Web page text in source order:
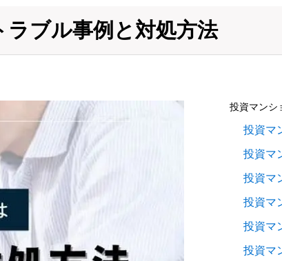
ブル事例と対処方法
投資マン
投資マ
投資マ
投資マ
投資マ
投資マ
投資マ